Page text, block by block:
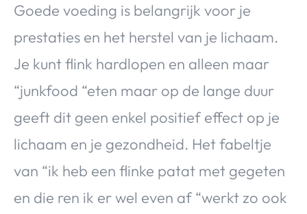
Goede voeding is belangrijk voor je
prestaties en het herstel van je lichaam.
Je kunt flink hardlopen en alleen maar
“junkfood “eten maar op de lange duur
geeft dit geen enkel positief effect op je
lichaam en je gezondheid. Het fabeltje
van “ik heb een flinke patat met gegeten
en die ren ik er wel even af “werkt zo ook